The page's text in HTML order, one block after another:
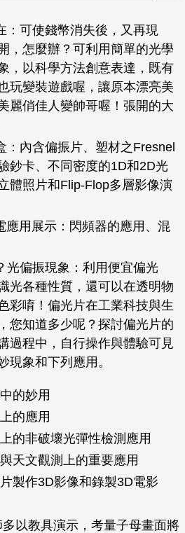
：可使錢幣消失後，又再現
，怎麼辦？可利用簡單的光學
，以科學方法創意表達，既有
玩變裝遊戲喔，讓原本漂亮美
麗俏佳人變帥哥喔！張開的大
：內含偏振片、塑材之Fresnel
鈔卡、不同密度的1D和2D光
體照片和Flip-Flop多層影像演
應用展示：閃頻器的應用、混
光偏振現象：利用便宜偏光
光各種性質，還可以在透明物
彩唷！偏光片在工業科技與生
您知道多少呢？探討偏光片的
過程中，自行操作與體驗可見
現象和下列應用。
的妙用
的應用
的非破壞光彈性檢測應用
天文觀測上的重要應用
製作3D影像和錄製3D電影
多以教具演示，考量子母畫面將